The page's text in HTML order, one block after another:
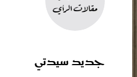
جديد سيدتي